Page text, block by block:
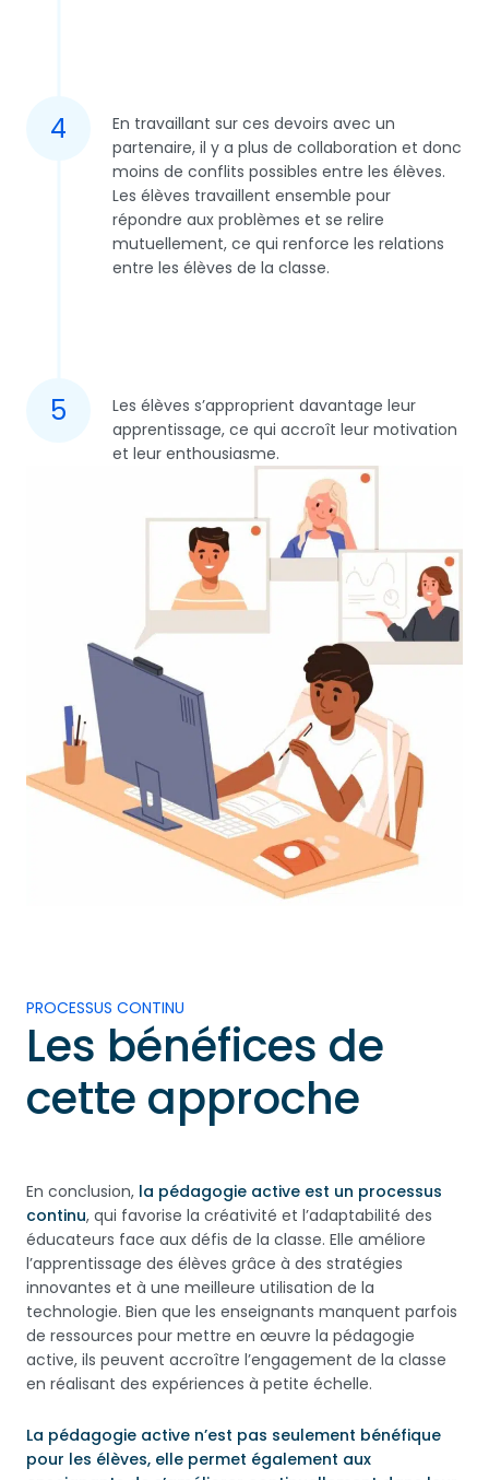
4
En travaillant sur ces devoirs avec un
partenaire, il y a plus de collaboration et donc
moins de conflits possibles entre les élèves.
Les élèves travaillent ensemble pour
répondre aux problèmes et se relire
mutuellement, ce qui renforce les relations
entre les élèves de la classe.
5
Les élèves s’approprient davantage leur
apprentissage, ce qui accroît leur motivation
et leur enthousiasme.
PROCESSUS CONTINU
Les bénéfices de
cette approche
En conclusion, la pédagogie active est un processus
continu, qui favorise la créativité et l’adaptabilité des
éducateurs face aux défis de la classe. Elle améliore
l’apprentissage des élèves grâce à des stratégies
innovantes et à une meilleure utilisation de la
technologie. Bien que les enseignants manquent parfois
de ressources pour mettre en œuvre la pédagogie
active, ils peuvent accroître l’engagement de la classe
en réalisant des expériences à petite échelle.
La pédagogie active n’est pas seulement bénéfique
pour les élèves, elle permet également aux